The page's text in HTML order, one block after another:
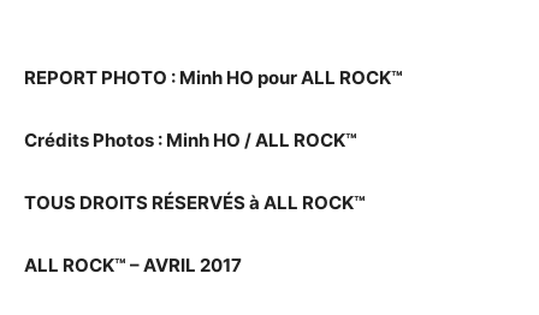
REPORT PHOTO : Minh HO pour ALL ROCK™
Crédits Photos : Minh HO / ALL ROCK™
TOUS DROITS RÉSERVÉS à ALL ROCK™
ALL ROCK™ – AVRIL 2017